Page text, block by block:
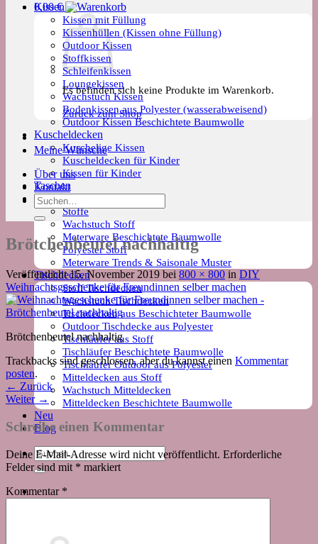
Kissen
Kissen mit Füllung
Kissenhüllen (Kissen ohne Füllung)
Outdoor Kissen
Stoffkissen
Schleifenkissen
Loungekissen
Wachstuch Kissen
Bodenkissen aus Polyester (wasserabweisend)
Outdoor Kissen Beschichtete Baumwolle
Kuscheldecken
Kuschelige Kissen
Kuscheldecken für Kinder
Kissen für Kinder
Taschen
Meterware
Stoffe
Wachstuch Stoff
Meterware Beschichtete Baumwolle
Polyester Stoff
Meterware Trends & Saisonale Muster
Tischdecken
Stoff Tischdecken
Wachstuch Tischdecken
Tischdecken aus Beschichteter Baumwolle
Outdoor Tischdecke aus Polyester
Tischläufer aus Stoff
Tischläufer Beschichtete Baumwolle
Tischläufer Outdoor aus Polyester
Mitteldecken aus Stoff
Wachstuch Mitteldecken
Mitteldecken Beschichtete Baumwolle
Neu
Blog
Suchen
nach:
0,00€
Es befinden sich keine Produkte im Warenkorb.
Zurück zum Shop
Meine Wünsche
Über uns
Kontakt
Suchen
nach:
Brötchenbeutel nachhaltig
Veröffentlicht15. November 2019 bei 800 × 800 in DIY
Weihnachtsgeschenke für Freundinnen selber machen
Brötchenbeutel nachhaltig
Trackbacks sind geschlossen, aber du kannst einen Kommentar
posten.
← Zurück
Weiter →
Schreibe einen Kommentar
Deine E-Mail-Adresse wird nicht veröffentlicht. Erforderliche
Felder sind mit * markiert
Kommentar *